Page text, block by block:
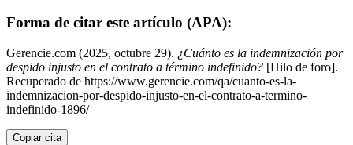
Forma de citar este artículo (APA):
Gerencie.com (2025, octubre 29). ¿Cuánto es la indemnización por
despido injusto en el contrato a término indefinido? [Hilo de foro].
Recuperado de https://www.gerencie.com/qa/cuanto-es-la-
indemnizacion-por-despido-injusto-en-el-contrato-a-termino-
indefinido-1896/
Copiar cita